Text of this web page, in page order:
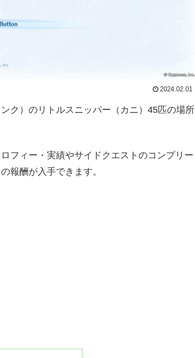
2024.02.01
ク）のリトルスニッパー（カニ）45匹の場所
フィー・実績やサイドクエストのコンプリー
報酬が入手できます。